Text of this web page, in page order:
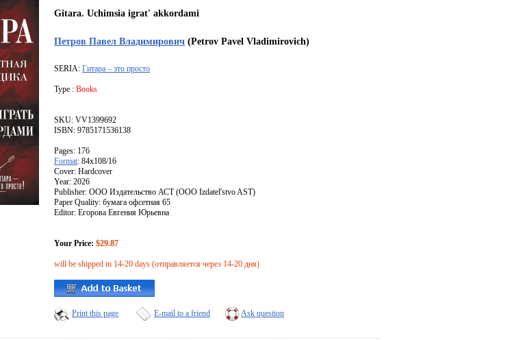
Gitara. Uchimsia igrat' akkordami
Петров Павел Владимирович (Petrov Pavel Vladimirovich)
SERIA: Гитара – это просто
Type : Books
SKU: VV1399692
ISBN: 9785171536138
Pages: 176
Format: 84x108/16
Cover: Hardcover
Year: 2026
Publisher: ООО Издательство АСТ (OOO Izdatel'stvo AST)
Paper Quality: бумага офсетная 65
Editor: Егорова Евгения Юрьевна
Your Price: $29.87
will be shipped in 14-20 days (отправляется через 14-20 дня)
Print this page E-mail to a friend Ask question